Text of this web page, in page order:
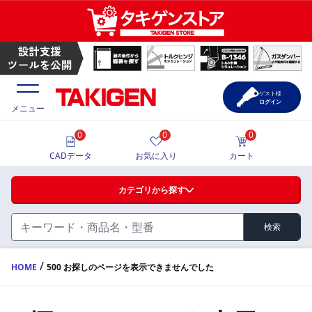
ハンドル・取手・つまみ・周辺機器
FA・A
蝶番・ステー・周辺機器
価格一覧
製品カタログ
メニュー
カテゴリから探す
検索
0
CADデータ
0
お気に入り
0
カート
ゲスト様
ログイン
HOME / 500 お探しのページを表示できませんでした